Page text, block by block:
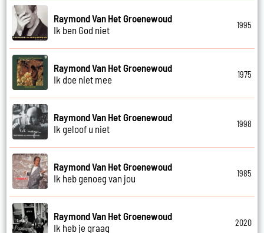
Raymond Van Het Groenewoud
Ik ben God niet
1995
Raymond Van Het Groenewoud
Ik doe niet mee
1975
Raymond Van Het Groenewoud
Ik geloof u niet
1998
Raymond Van Het Groenewoud
Ik heb genoeg van jou
1985
Raymond Van Het Groenewoud
Ik heb je graag
2020